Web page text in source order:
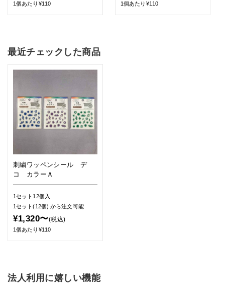
1個あたり¥110 1個あたり¥110
最近チェックした商品
刺繍ワッペンシール デ
コ カラーＡ
1セット12個入
1セット(12個)から注文可能
¥1,320〜(税込)
1個あたり¥110
法人利用に嬉しい機能